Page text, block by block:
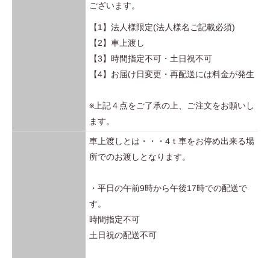
ございます。
【1】法人様限定(法人様名ご記載必須)
【2】車上渡し
【3】時間指定不可・土日祝不可
【4】お届け日変更・再配送には料金が発生
※上記４点をご了承の上、ご注文をお願いし
ます。
車上渡しとは・・・4ｔ車をお停め出来る場
所でのお渡しとなります。
・平日の午前9時から午後17時での配送で
す。
時間指定不可
土日祝の配送不可